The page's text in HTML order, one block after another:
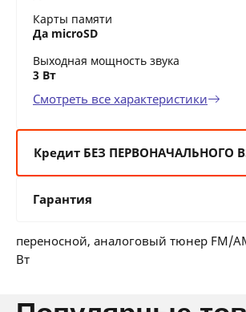
Карты памяти
Да microSD
Выходная мощность звука
3 Вт
Смотреть все характеристики
Кредит БЕЗ ПЕРВОНАЧАЛЬНОГО
12 мес:9 BYN/мес
36 мес:4 BYN/мес
Гарантия
12 месяцев официальной
переносной, аналоговый тюнер FM/
Вт